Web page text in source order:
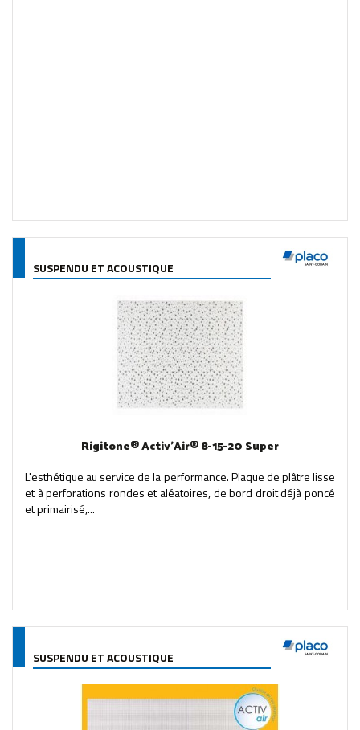
SUSPENDU ET ACOUSTIQUE
Rigitone® Activ'Air® 8-15-20 Super
L'esthétique au service de la performance. Plaque de plâtre lisse
et à perforations rondes et aléatoires, de bord droit déjà poncé
et primairisé,...
SUSPENDU ET ACOUSTIQUE